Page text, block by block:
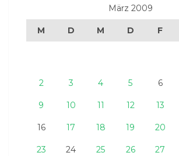
März 2009
M D M D F
2 3 4 5 6
9 10 11 12 13
16 17 18 19 20
23 24 25 26 27